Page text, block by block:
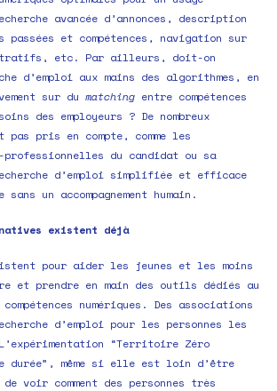
avancée d’annonces, description
passées et compétences, navigation sur
etc. Par ailleurs, doit-on
d’emploi aux mains des algorithmes, en
sur du matching entre compétences
des employeurs ? De nombreux
pas pris en compte, comme les
professionnelles du candidat ou sa
d’emploi simplifiée et efficace
un accompagnement humain.
existent déjà
pour aider les jeunes et les moins
et prendre en main des outils dédiés au
compétences numériques. Des associations
d’emploi pour les personnes les
“Territoire Zéro
durée”, même si elle est loin d’être
de voir comment des personnes très